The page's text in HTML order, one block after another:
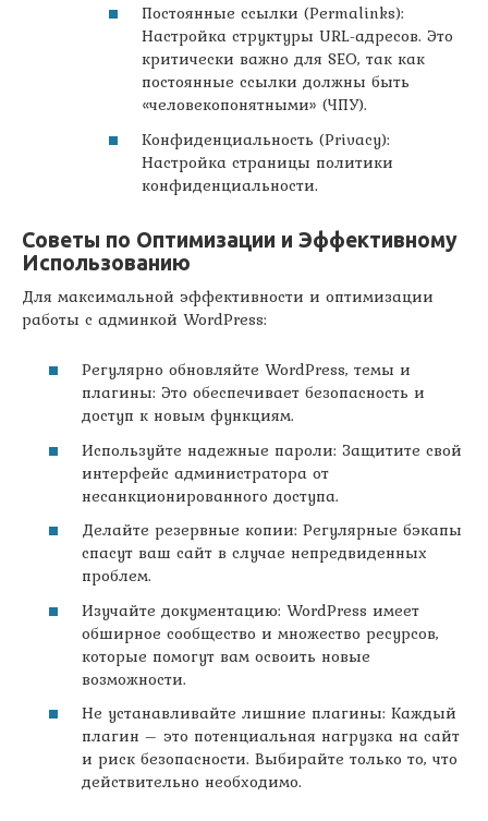
Постоянные ссылки (Permalinks):
Настройка структуры URL-адресов. Это
критически важно для SEO, так как
постоянные ссылки должны быть
«человекопонятными» (ЧПУ).
Конфиденциальность (Privacy):
Настройка страницы политики
конфиденциальности.
Советы по Оптимизации и Эффективному
Использованию
Для максимальной эффективности и оптимизации
работы с админкой WordPress:
Регулярно обновляйте WordPress, темы и
плагины: Это обеспечивает безопасность и
доступ к новым функциям.
Используйте надежные пароли: Защитите свой
интерфейс администратора от
несанкционированного доступа.
Делайте резервные копии: Регулярные бэкапы
спасут ваш сайт в случае непредвиденных
проблем.
Изучайте документацию: WordPress имеет
обширное сообщество и множество ресурсов,
которые помогут вам освоить новые
возможности.
Не устанавливайте лишние плагины: Каждый
плагин – это потенциальная нагрузка на сайт
и риск безопасности. Выбирайте только то, что
действительно необходимо.